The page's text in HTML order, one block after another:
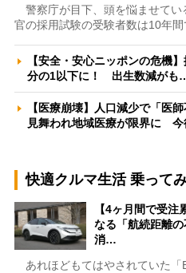
警察庁が目下、頭を悩ませてい
官の採用試験の受験者数は10年
【安全・安心ニッポンの危機
分の1以下に！ 出生数減がも
【医療崩壊】人口減少で「医
見舞われ地域医療が限界に
快適クルマ生活 乗って
【4ヶ月間で受
なる「航続距離
消…
あれほどもてはやされていた「